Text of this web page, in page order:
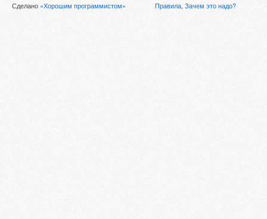
Сделано «Хорошим программистом» Правила, Зачем это надо?